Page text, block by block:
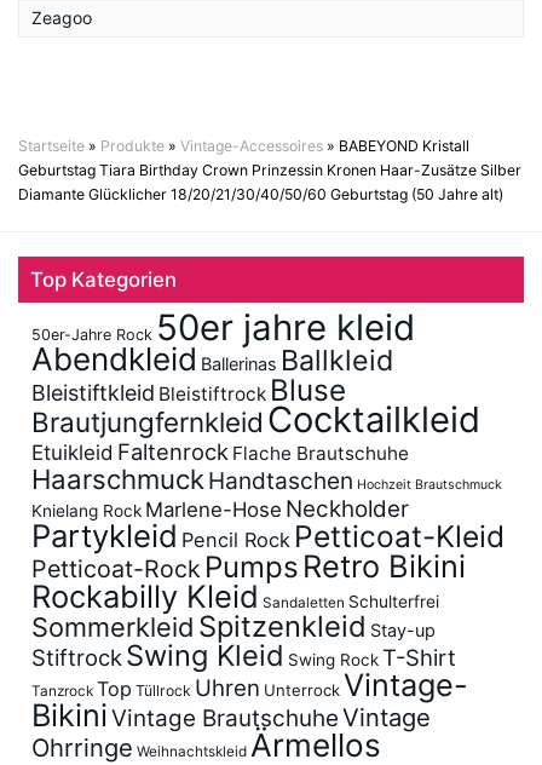
Zeagoo
Startseite » Produkte » Vintage-Accessoires » BABEYOND Kristall
Geburtstag Tiara Birthday Crown Prinzessin Kronen Haar-Zusätze Silber
Diamante Glücklicher 18/20/21/30/40/50/60 Geburtstag (50 Jahre alt)
Top Kategorien
50er-Jahre Rock 50er jahre kleid
Abendkleid Ballerinas Ballkleid
Bleistiftkleid Bleistiftrock Bluse
Brautjungfernkleid Cocktailkleid
Etuikleid Faltenrock Flache Brautschuhe
Haarschmuck Handtaschen Hochzeit Brautschmuck
Knielang Rock Marlene-Hose Neckholder
Partykleid Pencil Rock Petticoat-Kleid
Petticoat-Rock Pumps Retro Bikini
Rockabilly Kleid Sandaletten Schulterfrei
Sommerkleid Spitzenkleid Stay-up
Stiftrock Swing Kleid Swing RockT-Shirt
Tanzrock Top Tüllrock Uhren UnterrockVintage-
BikiniVintage BrautschuheVintage
Ohrringe Weihnachtskleid Ärmellos